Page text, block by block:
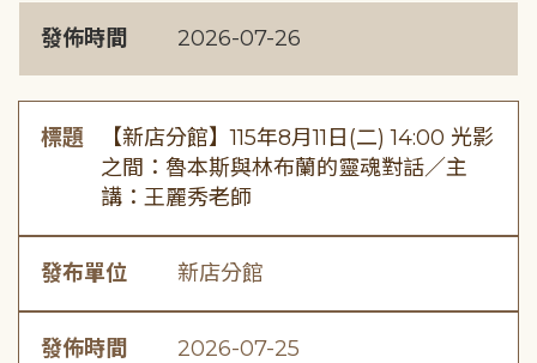
發佈時間 2026-07-26
標題
【新店分館】115年8月11日(二) 14:00 光影
之間：魯本斯與林布蘭的靈魂對話／主
講：王麗秀老師
發布單位 新店分館
發佈時間 2026-07-25